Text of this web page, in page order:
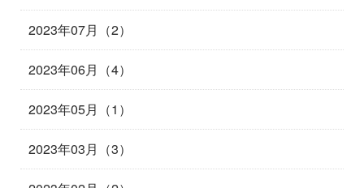
2023年07月（2）
2023年06月（4）
2023年05月（1）
2023年03月（3）